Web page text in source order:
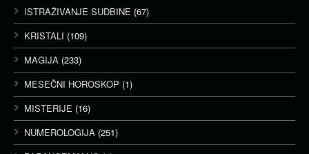
ISTRAŽIVANJE SUDBINE (67)
KRISTALI (109)
MAGIJA (233)
MESEČNI HOROSKOP (1)
MISTERIJE (16)
NUMEROLOGIJA (251)